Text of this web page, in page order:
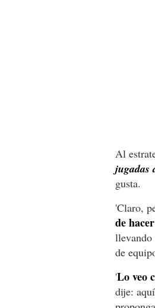
Al
jugadas
gusta.
'Claro,
de
llevando
de
'Lo veo
dije: